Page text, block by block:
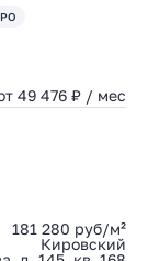
49 476 ₽ / мес
181 280 руб/м²
Кировский